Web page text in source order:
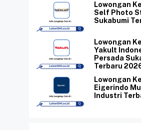
Lowongan
Self Photo
Sukabumi
Lowongan
Yakult
Persada
Terbaru
Lowongan
Eigerindo
Industri